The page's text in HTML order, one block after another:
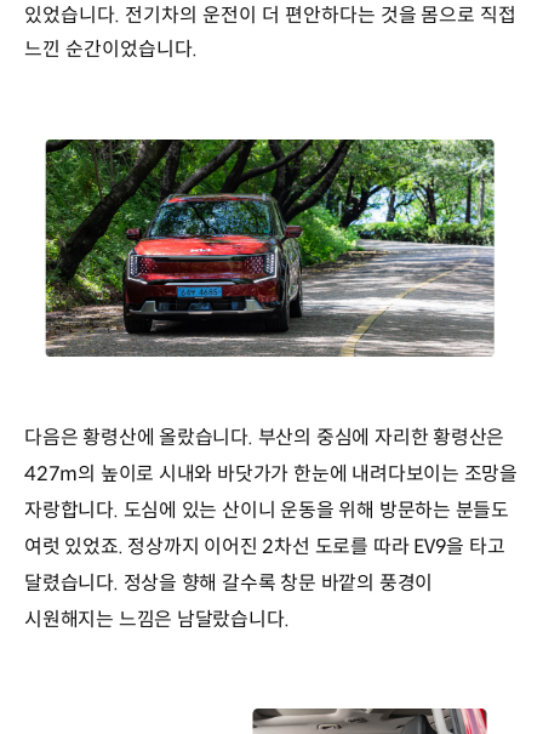
있었습니다. 전기차의 운전이 더 편안하다는 것을 몸으로 직접
느낀 순간이었습니다.
다음은 황령산에 올랐습니다. 부산의 중심에 자리한 황령산은
427m의 높이로 시내와 바닷가가 한눈에 내려다보이는 조망을
자랑합니다. 도심에 있는 산이니 운동을 위해 방문하는 분들도
여럿 있었죠. 정상까지 이어진 2차선 도로를 따라 EV9을 타고
달렸습니다. 정상을 향해 갈수록 창문 바깥의 풍경이
시원해지는 느낌은 남달랐습니다.